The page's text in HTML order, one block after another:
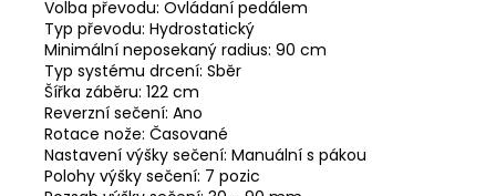
Volba převodu: Ovládaní pedálem
Typ převodu: Hydrostatický
Minimální neposekaný radius: 90 cm
Typ systému drcení: Sběr
Šířka záběru: 122 cm
Reverzní sečení: Ano
Rotace nože: Časované
Nastavení výšky sečení: Manuální s pákou
Polohy výšky sečení: 7 pozic